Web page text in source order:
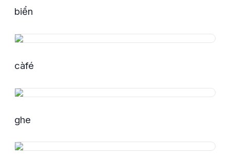
biển
càfé
ghe